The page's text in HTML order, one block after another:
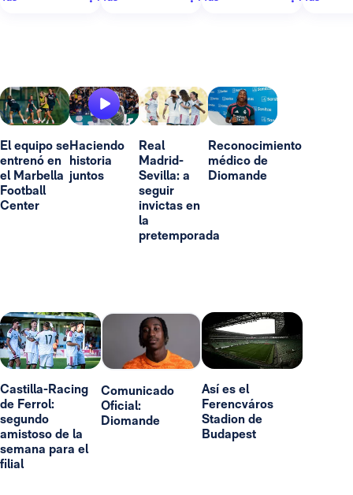
El equipo se
entrenó en
el Marbella
Football
Center
Haciendo
historia
juntos
Real
Madrid-
Sevilla: a
seguir
invictas en
la
pretemporada
Reconocimiento
médico de
Diomande
Castilla-Racing
de Ferrol:
segundo
amistoso de la
semana para el
filial
Comunicado
Oficial:
Diomande
Así es el
Ferencváros
Stadion de
Budapest